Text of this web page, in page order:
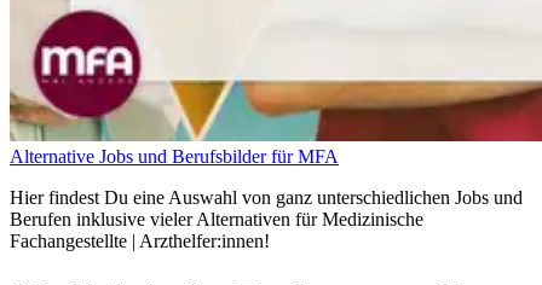
Alternative Jobs und Berufsbilder für MFA
Hier findest Du eine Auswahl von ganz unterschiedlichen Jobs und
Berufen inklusive vieler Alternativen für Medizinische
Fachangestellte | Arzthelfer:innen!